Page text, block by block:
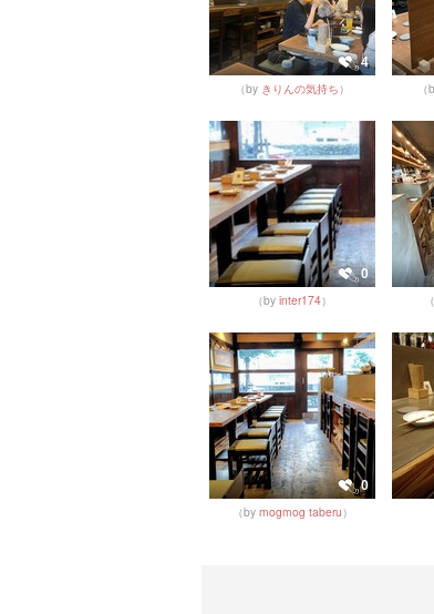
4
（by きりんの気持ち ）
0
（by inter174）
0
（by mogmog taberu ）